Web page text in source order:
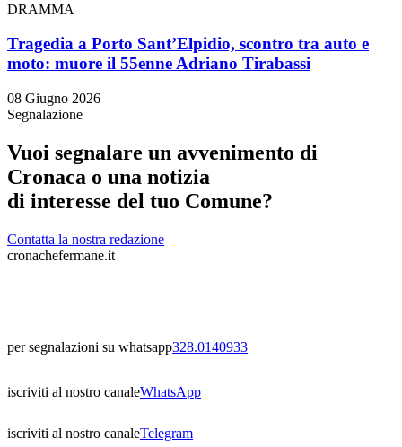
DRAMMA
Tragedia a Porto Sant’Elpidio, scontro tra auto e
moto: muore il 55enne Adriano Tirabassi
08 Giugno 2026
Segnalazione
Vuoi segnalare un avvenimento di
Cronaca o una notizia
di interesse del tuo Comune?
Contatta la nostra redazione
cronachefermane.it
per segnalazioni su whatsapp328.0140933
iscriviti al nostro canaleWhatsApp
iscriviti al nostro canaleTelegram